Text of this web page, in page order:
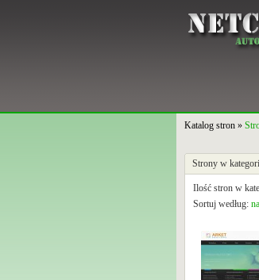
Katalog stron »
Strony w
Ilość stron w
Sortuj według: